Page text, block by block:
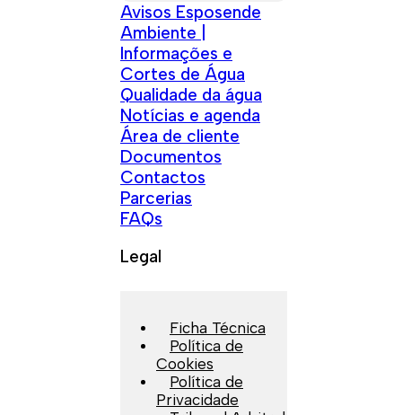
Avisos Esposende
Ambiente |
Informações e
Cortes de Água
Qualidade da água
Notícias e agenda
Área de cliente
Documentos
Contactos
Parcerias
FAQs
Legal
Ficha Técnica
Política de
Cookies
Política de
Privacidade